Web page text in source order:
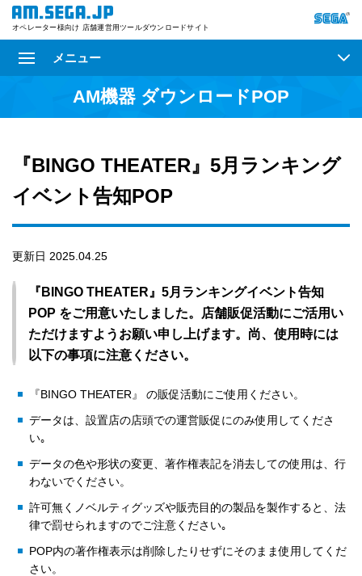
オペレーター様向け 店舗運営用ツールダウンロードサイト
メニュー
AM機器 ダウンロードPOP
『BINGO THEATER』5月ランキング
イベント告知POP
更新日 2025.04.25
『BINGO THEATER』5月ランキングイベント告知
POP をご用意いたしました。店舗販促活動にご活用い
ただけますようお願い申し上げます。尚、使用時には
以下の事項に注意ください。
『BINGO THEATER』 の販促活動にご使用ください。
データは、設置店の店頭での運営販促にのみ使用してくださ
い｡
データの色や形状の変更、著作権表記を消去しての使用は、行
わないでください。
許可無くノベルティグッズや販売目的の製品を製作すると、法
律で罰せられますのでご注意ください｡
POP内の著作権表示は削除したりせずにそのまま使用してくだ
さい。